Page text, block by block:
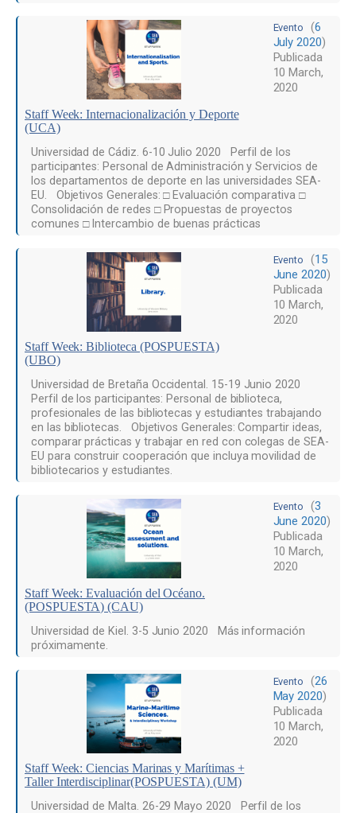
Staff Week: Internacionalización y Deporte
(UCA)
Evento (6
July 2020)
Publicada
10 March,
2020
Universidad de Cádiz. 6-10 Julio 2020 Perfil de los
participantes: Personal de Administración y Servicios de
los departamentos de deporte en las universidades SEA-
EU. Objetivos Generales: □ Evaluación comparativa □
Consolidación de redes □ Propuestas de proyectos
comunes □ Intercambio de buenas prácticas
Staff Week: Biblioteca (POSPUESTA)
(UBO)
Evento (15
June 2020)
Publicada
10 March,
2020
Universidad de Bretaña Occidental. 15-19 Junio 2020
Perfil de los participantes: Personal de biblioteca,
profesionales de las bibliotecas y estudiantes trabajando
en las bibliotecas. Objetivos Generales: Compartir ideas,
comparar prácticas y trabajar en red con colegas de SEA-
EU para construir cooperación que incluya movilidad de
bibliotecarios y estudiantes.
Staff Week: Evaluación del Océano.
(POSPUESTA) (CAU)
Evento (3
June 2020)
Publicada
10 March,
2020
Universidad de Kiel. 3-5 Junio 2020 Más información
próximamente.
Staff Week: Ciencias Marinas y Marítimas +
Taller Interdisciplinar(POSPUESTA) (UM)
Evento (26
May 2020)
Publicada
10 March,
2020
Universidad de Malta. 26-29 Mayo 2020 Perfil de los